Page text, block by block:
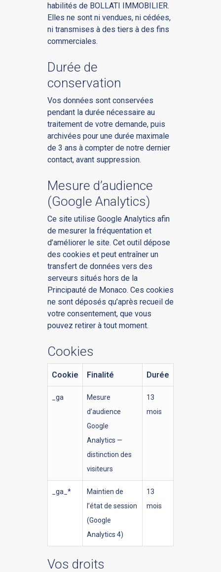
habilités de BOLLATI IMMOBILIER.
Elles ne sont ni vendues, ni cédées,
ni transmises à des tiers à des fins
commerciales.
Durée de
conservation
Vos données sont conservées
pendant la durée nécessaire au
traitement de votre demande, puis
archivées pour une durée maximale
de 3 ans à compter de notre dernier
contact, avant suppression.
Mesure d’audience
(Google Analytics)
Ce site utilise Google Analytics afin
de mesurer la fréquentation et
d’améliorer le site. Cet outil dépose
des cookies et peut entraîner un
transfert de données vers des
serveurs situés hors de la
Principauté de Monaco. Ces cookies
ne sont déposés qu’après recueil de
votre consentement, que vous
pouvez retirer à tout moment.
Cookies
Cookie Finalité Durée
_ga
Mesure
d’audience
Google
Analytics —
distinction des
visiteurs
13
mois
_ga_*
Maintien de
l’état de session
(Google
Analytics 4)
13
mois
Vos droits